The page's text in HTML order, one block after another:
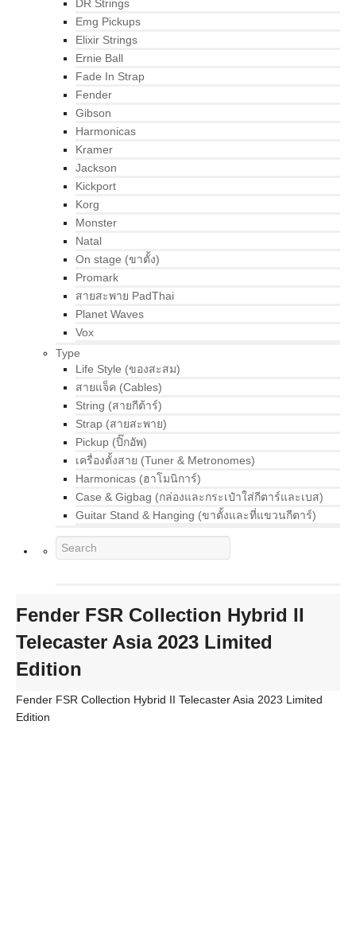
DR Strings
Emg Pickups
Elixir Strings
Ernie Ball
Fade In Strap
Fender
Gibson
Harmonicas
Kramer
Jackson
Kickport
Korg
Monster
Natal
On stage (ขาตั้ง)
Promark
สายสะพาย PadThai
Planet Waves
Vox
Type
Life Style (ของสะสม)
สายแจ็ค (Cables)
String (สายกีต้าร์)
Strap (สายสะพาย)
Pickup (ปิ๊กอัพ)
เครื่องตั้งสาย (Tuner & Metronomes)
Harmonicas (ฮาโมนิการ์)
Case & Gigbag (กล่องและกระเป๋าใส่กีตาร์และเบส)
Guitar Stand & Hanging (ขาตั้งและที่แขวนกีตาร์)
Fender FSR Collection Hybrid II
Telecaster Asia 2023 Limited
Edition
Fender FSR Collection Hybrid II Telecaster Asia 2023 Limited
Edition